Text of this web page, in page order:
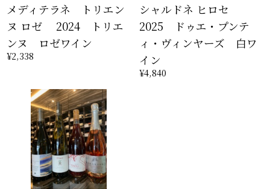
メディテラネ トリエン
ヌ ロゼ 2024 トリエ
ンヌ ロゼワイン
¥2,338
シャルドネ ヒロセ
2025 ドゥエ・プンテ
ィ・ヴィンヤーズ 白ワ
イン
¥4,840